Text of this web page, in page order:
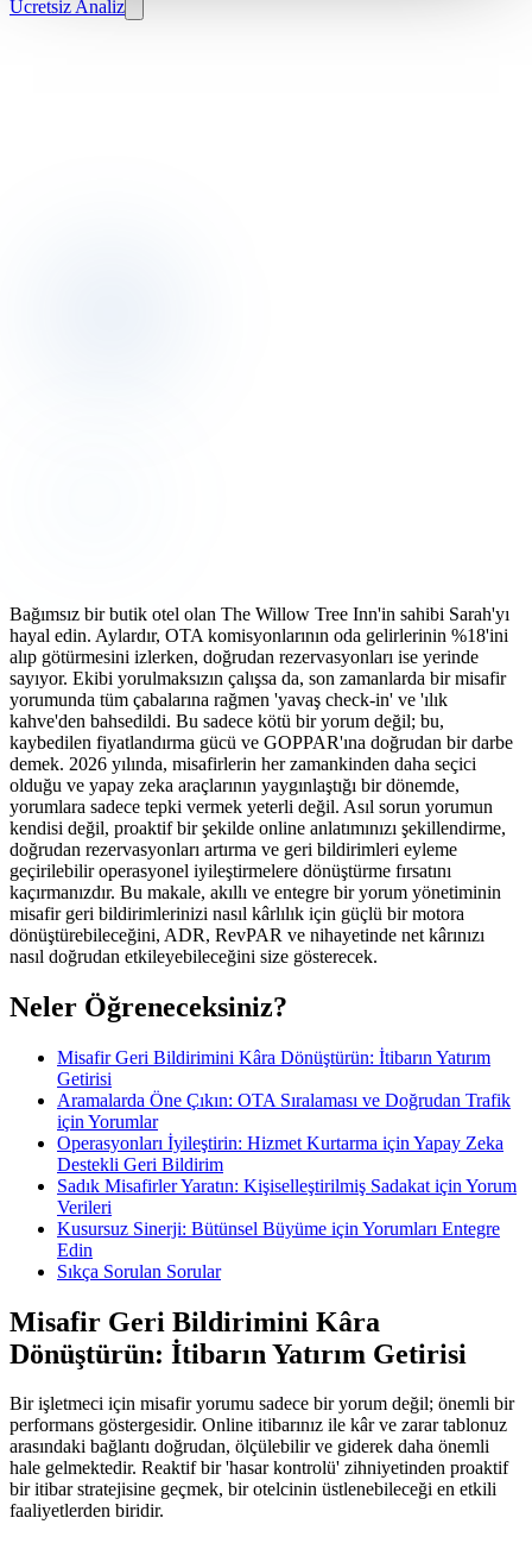
Ücretsiz Analiz
Bağımsız bir butik otel olan The Willow Tree Inn'in sahibi Sarah'yı
hayal edin. Aylardır, OTA komisyonlarının oda gelirlerinin %18'ini
alıp götürmesini izlerken, doğrudan rezervasyonları ise yerinde
sayıyor. Ekibi yorulmaksızın çalışsa da, son zamanlarda bir misafir
yorumunda tüm çabalarına rağmen 'yavaş check-in' ve 'ılık
kahve'den bahsedildi. Bu sadece kötü bir yorum değil; bu,
kaybedilen fiyatlandırma gücü ve GOPPAR'ına doğrudan bir darbe
demek. 2026 yılında, misafirlerin her zamankinden daha seçici
olduğu ve yapay zeka araçlarının yaygınlaştığı bir dönemde,
yorumlara sadece tepki vermek yeterli değil. Asıl sorun yorumun
kendisi değil, proaktif bir şekilde online anlatımınızı şekillendirme,
doğrudan rezervasyonları artırma ve geri bildirimleri eyleme
geçirilebilir operasyonel iyileştirmelere dönüştürme fırsatını
kaçırmanızdır. Bu makale, akıllı ve entegre bir yorum yönetiminin
misafir geri bildirimlerinizi nasıl kârlılık için güçlü bir motora
dönüştürebileceğini, ADR, RevPAR ve nihayetinde net kârınızı
nasıl doğrudan etkileyebileceğini size gösterecek.
Neler Öğreneceksiniz?
Misafir Geri Bildirimini Kâra Dönüştürün: İtibarın Yatırım
Getirisi
Aramalarda Öne Çıkın: OTA Sıralaması ve Doğrudan Trafik
için Yorumlar
Operasyonları İyileştirin: Hizmet Kurtarma için Yapay Zeka
Destekli Geri Bildirim
Sadık Misafirler Yaratın: Kişiselleştirilmiş Sadakat için Yorum
Verileri
Kusursuz Sinerji: Bütünsel Büyüme için Yorumları Entegre
Edin
Sıkça Sorulan Sorular
Misafir Geri Bildirimini Kâra
Dönüştürün: İtibarın Yatırım Getirisi
Bir işletmeci için misafir yorumu sadece bir yorum değil; önemli bir
performans göstergesidir. Online itibarınız ile kâr ve zarar tablonuz
arasındaki bağlantı doğrudan, ölçülebilir ve giderek daha önemli
hale gelmektedir. Reaktif bir 'hasar kontrolü' zihniyetinden proaktif
bir itibar stratejisine geçmek, bir otelcinin üstlenebileceği en etkili
faaliyetlerden biridir.